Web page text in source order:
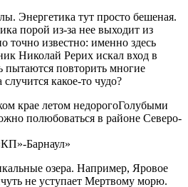
Энергетика тут просто бешеная.
порой из-за нее выходит из
точно известно: именно здесь
Николай Рерих искал вход в
пытаются повторить многие
какое-то чудо?
Голубыми
полюбоваться в районе Северо-
Барнаул»
озера. Например, Яровое
не уступает Мертвому морю.